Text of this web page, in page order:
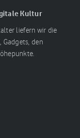
Kultur
liefern wir die
den